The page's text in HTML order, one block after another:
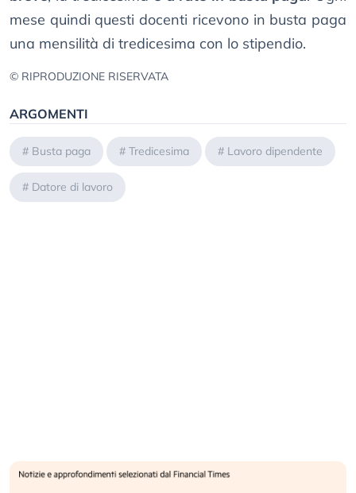
mese quindi questi docenti ricevono in busta paga
una mensilità di tredicesima con lo stipendio.
© RIPRODUZIONE RISERVATA
ARGOMENTI
# Busta paga # Tredicesima # Lavoro dipendente
# Datore di lavoro